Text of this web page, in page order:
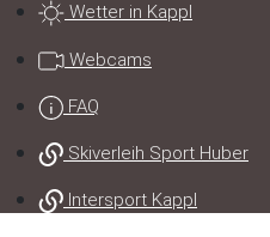
Wetter in Kappl
Webcams
FAQ
Skiverleih Sport Huber
Intersport Kappl